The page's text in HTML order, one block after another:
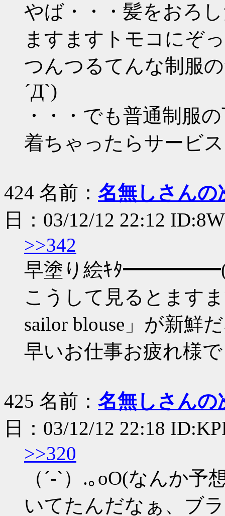
やば・・・髪をおろ
ますますトモコにぞ
つんつるてんな制服
´Д`)
・・・でも普通制服
着ちゃったらサービ
424 名前： 名無しさんの
日：03/12/12 22:12
>>342
早塗り絵ｷﾀ
こうして見るとます
sailor blouse」が新鮮
早いお仕事お疲れ様
425 名前： 名無しさんの
日：03/12/12 22:18
>>320
（´-`）.｡oO(なんか
いてたんだなぁ、ブ